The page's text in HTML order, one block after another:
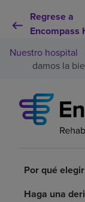
Regrese a
Encompass
Por qué debe
Pacientes y
Nuestro hospital
damos la
Por qué
Haga una